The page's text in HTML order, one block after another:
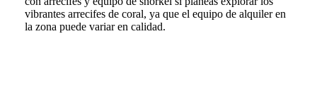
vibrantes arrecifes de coral, ya que el equipo de alquiler en
la zona puede variar en calidad.